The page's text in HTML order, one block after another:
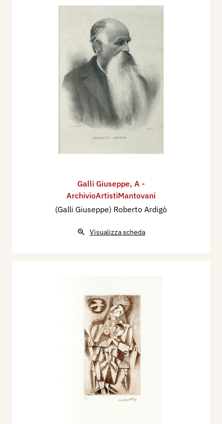
Galli Giuseppe, A -
ArchivioArtistiMantovani
(Galli Giuseppe) Roberto Ardigò
Visualizza scheda